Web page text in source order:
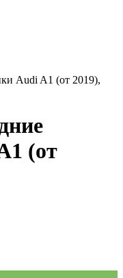
Audi A1 (от 2019),
(от